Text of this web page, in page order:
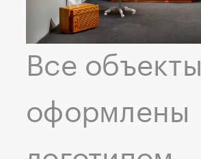
Все объекты
оформлены